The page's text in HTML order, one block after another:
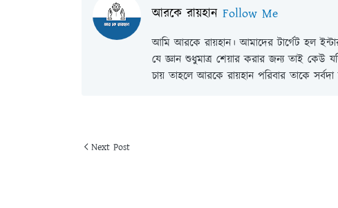
আরকে রায়হান Follow Me
আমি আরকে রায়হান। আমাদের টার্গেট হল
যে জ্ঞান শুধুমাত্র শেয়ার করার জন্য তাই কেউ
চায় তাহলে আরকে রায়হান পরিবার তাকে সর্বদা
Next Post